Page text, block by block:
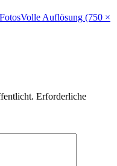
FotosVolle Auflösung (750 ×
Erforderliche